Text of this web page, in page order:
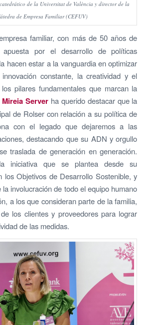
de la Universitat de València y director de la
de Empresa Familiar (CEFUV)
familiar, con más de 50 años de
apuesta por el desarrollo de políticas
hacen estar a la vanguardia en optimizar
constante, la creatividad y el
pilares fundamentales que marcan la
Mireia Server ha querido destacar que la
de Rolser con relación a su política de
con el legado que dejaremos a las
destacando que su ADN y orgullo
traslada de generación en generación.
iniciativa que se plantea desde su
los Objetivos de Desarrollo Sostenible, y
la involucración de todo el equipo humano
a los que consideran parte de la familia,
los clientes y proveedores para lograr
de las medidas.